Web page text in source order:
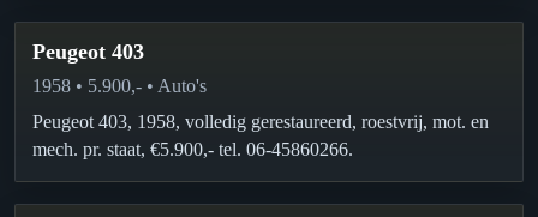
Peugeot 403
1958 • 5.900,- • Auto's
Peugeot 403, 1958, volledig gerestaureerd, roestvrij, mot. en
mech. pr. staat, €5.900,- tel. 06-45860266.